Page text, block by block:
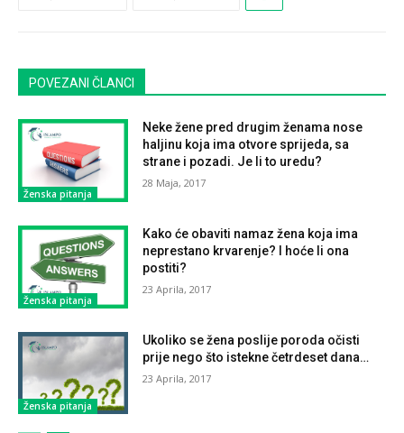
POVEZANI ČLANCI
Ženska pitanja
Neke žene pred drugim ženama nose
haljinu koja ima otvore sprijeda, sa
strane i pozadi. Je li to uredu?
28 Maja, 2017
Ženska pitanja
Kako će obaviti namaz žena koja ima
neprestano krvarenje? I hoće li ona
postiti?
23 Aprila, 2017
Ženska pitanja
Ukoliko se žena poslije poroda očisti
prije nego što istekne četrdeset dana…
23 Aprila, 2017